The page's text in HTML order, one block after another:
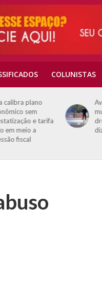
COLUNISTAS
calibra plano
sem
e tarifa
em meio a
fiscal